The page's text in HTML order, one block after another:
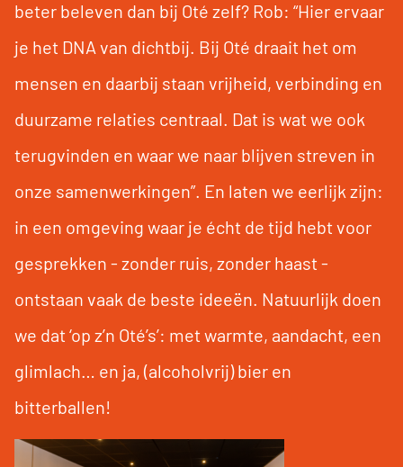
beter beleven dan bij Oté zelf? Rob: “Hier ervaar
je het DNA van dichtbij. Bij Oté draait het om
mensen en daarbij staan vrijheid, verbinding en
duurzame relaties centraal. Dat is wat we ook
terugvinden en waar we naar blijven streven in
onze samenwerkingen”. En laten we eerlijk zijn:
in een omgeving waar je écht de tijd hebt voor
gesprekken - zonder ruis, zonder haast -
ontstaan vaak de beste ideeën. Natuurlijk doen
we dat ‘op z’n Oté’s’: met warmte, aandacht, een
glimlach… en ja, (alcoholvrij) bier en
bitterballen!